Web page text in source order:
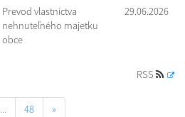
Prevod vlastníctva
nehnuteľného majetku
obce
29.06.2026
RSS
... 48 »